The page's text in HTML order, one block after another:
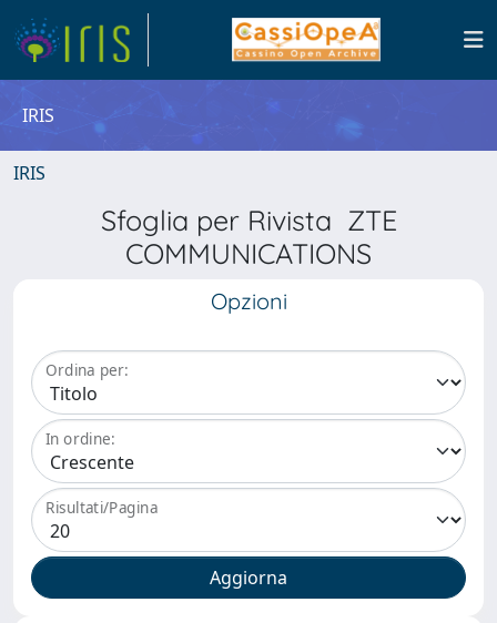
IRIS
IRIS
Sfoglia per Rivista ZTE
COMMUNICATIONS
Opzioni
Ordina per:
In ordine:
Risultati/Pagina